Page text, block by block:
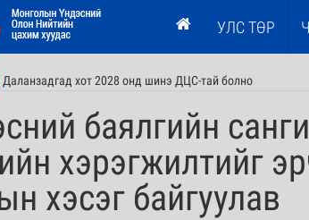
УЛС ТӨР
Даланзадгад хот 2028 онд шинэ ДЦС-тай болно
баялгийн
хэрэгжилтийг
хэсэг байгуулав